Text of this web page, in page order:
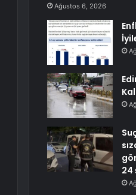
Ağustos 6, 2026
24